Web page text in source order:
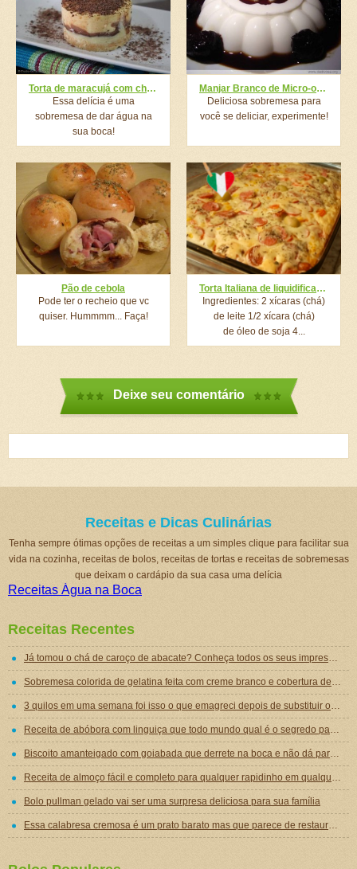
Torta de maracujá com chocolate meio amargo e branco
Essa delícia é uma
sobremesa de dar água na
sua boca!
Manjar Branco de Micro-ondas
Deliciosa sobremesa para
você se deliciar, experimente!
Pão de cebola
Pode ter o recheio que vc
quiser. Hummmm... Faça!
Torta Italiana de liquidificador fácil um lanche perfeito para qualquer hora do dia
Ingredientes: 2 xícaras (chá)
de leite 1/2 xícara (chá)
de óleo de soja 4...
Deixe seu comentário
Receitas e Dicas Culinárias
Tenha sempre ótimas opções de receitas a um simples clique para facilitar sua
vida na cozinha, receitas de bolos, receitas de tortas e receitas de sobremesas
que deixam o cardápio da sua casa uma delícia
Receitas Água na Boca
Receitas Recentes
Já tomou o chá de caroço de abacate? Conheça todos os seus impressionantes benefícios!
Sobremesa colorida de gelatina feita com creme branco e cobertura de mousse de gelatina
3 quilos em uma semana foi isso o que emagreci depois de substituir o jantar por essa sopa emagrecedora
Receita de abóbora com linguiça que todo mundo qual é o segredo para ficar tão gostosa
Biscoito amanteigado com goiabada que derrete na boca e não dá para comer um só
Receita de almoço fácil e completo para qualquer rapidinho em qualquer dia da semana
Bolo pullman gelado vai ser uma surpresa deliciosa para sua família
Essa calabresa cremosa é um prato barato mas que parece de restaurante chique de tão gostoso